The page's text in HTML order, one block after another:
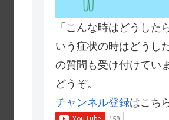
「こんな時はどうした
いう症状の時はどうし
の質問も受け付けてい
どうぞ。
チャンネル登録はこち